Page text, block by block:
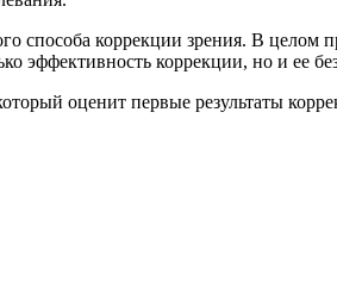
способа коррекции зрения. В целом
эффективность коррекции, но и ее
оценит первые результаты